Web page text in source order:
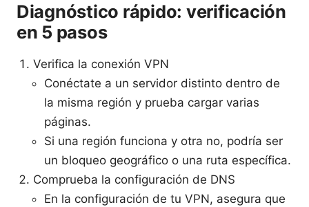
Diagnóstico rápido: verificación
en 5 pasos
Verifica la conexión VPN
Conéctate a un servidor distinto dentro de
la misma región y prueba cargar varias
páginas.
Si una región funciona y otra no, podría ser
un bloqueo geográfico o una ruta específica.
Comprueba la configuración de DNS
En la configuración de tu VPN, asegura que